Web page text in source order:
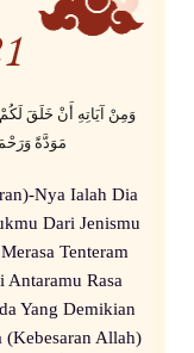
وَمِنْ آيَاتِهِ أَنْ خَلَقَ
مَوَدَّةً
Nya Ialah Dia
Dari Jenismu
Tenteram
Rasa
Yang Demikian
(Kebesaran Allah)